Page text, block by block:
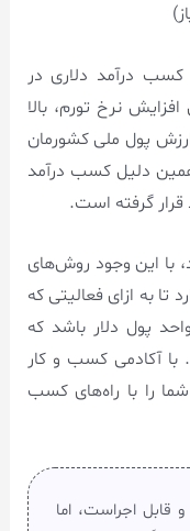
کسب درآمد دلاری در
نرخ تورم، بالا
پول ملی کشورمان
دلیل کسب درآمد
قرار گرفته است.
با این وجود روش‌های
به ازای فعالیتی که
پول دلار باشد که
با آکادمی کسب و کار
را با راه‌های کسب
قابل اجراست، اما